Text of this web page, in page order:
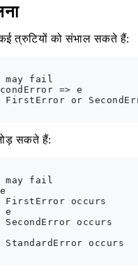
त्रुटियों को संभाल सकते हैं:
may fail
=> e
FirstError or
सकते हैं:
may fail
FirstError occurs
e
SecondError occurs
StandardError occurs